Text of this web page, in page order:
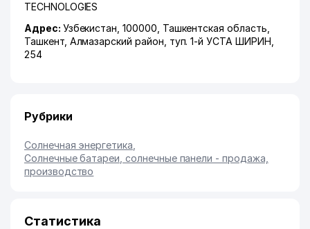
TECHNOLOGIES
Адрес: Узбекистан, 100000, Ташкентская область
Ташкент, Алмазарский район туп. 1-й УСТА ШИРИН
254
Рубрики
Солнечная энергетика
Солнечные батареи, солнечные панели - продажа,
производство
Статистика